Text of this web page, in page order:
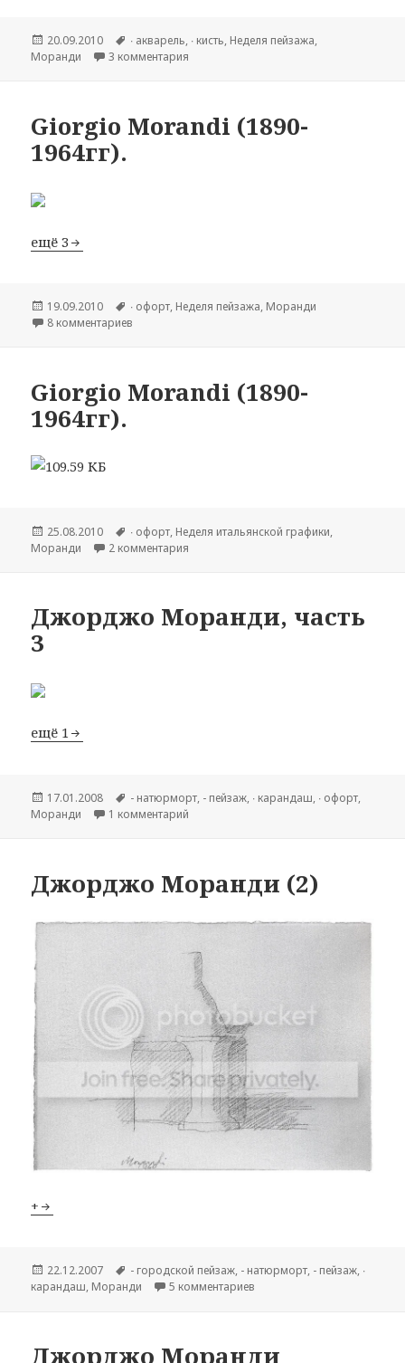
Опубликовано
20.09.2010 Метки
∙ акварель, ∙ кисть, Hеделя пейзажа,
Моранди
3 комментария
Giorgio Morandi (1890-
1964гг).
ещё 3
Опубликовано
19.09.2010 Метки
∙ офорт, Hеделя пейзажа, Моранди
8 комментариев
Giorgio Morandi (1890-
1964гг).
Опубликовано
25.08.2010 Метки
∙ офорт, Hеделя итальянской графики,
Моранди
2 комментария
Джорджо Моранди, часть
3
ещё 1
Опубликовано
17.01.2008 Метки
- натюрморт, - пейзаж, ∙ карандаш, ∙ офорт,
Моранди
1 комментарий
Джорджо Моранди (2)
+
Опубликовано
22.12.2007 Метки
- городской пейзаж, - натюрморт, - пейзаж, ∙
карандаш, Моранди 5 комментариев
Джорджо Моранди